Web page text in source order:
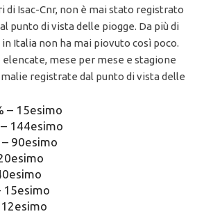
di Isac-Cnr, non è mai stato registrato
punto di vista delle piogge. Da più di
in Italia non ha mai piovuto così poco.
mese per mese e stagione
registrate dal punto di vista delle
– 15esimo
144esimo
90esimo
15esimo